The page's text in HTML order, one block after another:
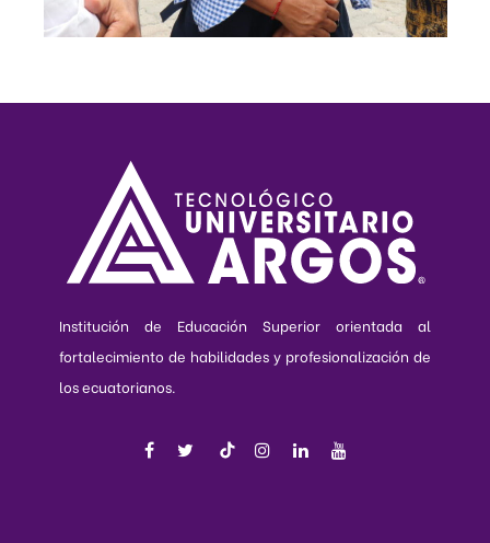
Institución de Educación Superior orientada al
fortalecimiento de habilidades y profesionalización de
los ecuatorianos.